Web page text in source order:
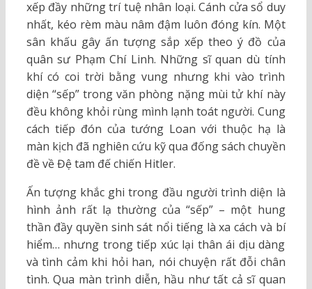
xếp đầy những trí tuệ nhân loại. Cánh cửa sổ duy
nhất, kéo rèm màu nâm đậm luôn đóng kín. Một
sân khấu gây ấn tượng sắp xếp theo ý đồ của
quân sư Phạm Chí Linh. Những sĩ quan dù tính
khí có coi trời bằng vung nhưng khi vào trình
diện “sếp” trong văn phòng nặng mùi tử khí này
đều không khỏi rùng mình lạnh toát người. Cung
cách tiếp đón của tướng Loan với thuộc hạ là
màn kịch đã nghiên cứu kỹ qua đống sách chuyền
đề về Đệ tam đế chiến Hitler.
Ấn tượng khắc ghi trong đầu người trình diện là
hình ảnh rất lạ thường của “sếp” – một hung
thần đầy quyền sinh sát nổi tiếng là xa cách và bí
hiểm… nhưng trong tiếp xúc lại thân ái dịu dàng
và tình cảm khi hỏi han, nói chuyện rất đỗi chân
tình. Qua màn trình diễn, hầu như tất cả sĩ quan